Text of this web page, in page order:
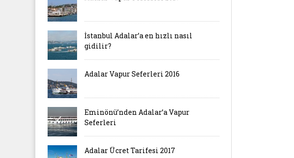
İstanbul Adalar’a en hızlı nasıl
gidilir?
Adalar Vapur Seferleri 2016
Eminönü’nden Adalar’a Vapur
Seferleri
Adalar Ücret Tarifesi 2017